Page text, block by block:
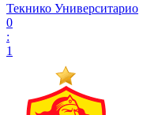
Текнико Университарио
0
:
1